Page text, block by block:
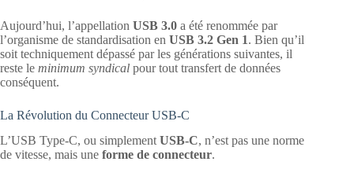
Aujourd’hui, l’appellation USB 3.0 a été renommée par
l’organisme de standardisation en USB 3.2 Gen 1. Bien qu’il
soit techniquement dépassé par les générations suivantes, il
reste le minimum syndical pour tout transfert de données
conséquent.
La Révolution du Connecteur USB-C
L’USB Type-C, ou simplement USB-C, n’est pas une norme
de vitesse, mais une forme de connecteur.